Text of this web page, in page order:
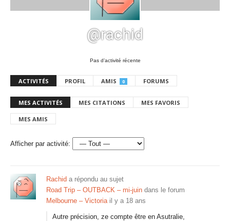
@rachid
Pas d’activité récente
ACTIVITÉS PROFIL AMIS 0 FORUMS
MES ACTIVITÉS MES CITATIONS MES FAVORIS
MES AMIS
Afficher par activité:
Rachid a répondu au sujet
Road Trip – OUTBACK – mi-juin dans le forum
Melbourne – Victoria il y a 18 ans
Autre précision, ze compte être en Asutralie,